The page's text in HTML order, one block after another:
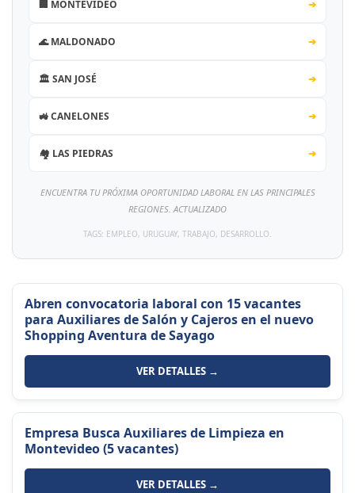
🏢 MONTEVIDEO ➔
🌊 MALDONADO ➔
🏛️ SAN JOSÉ ➔
🚜 CANELONES ➔
🏘️ LAS PIEDRAS ➔
ENCUENTRA TU PRÓXIMA OPORTUNIDAD LABORAL EN LAS PRINCIPALES
REGIONES. ACTUALIZADO
TAGS: EMPLEO, URUGUAY, TRABAJO, DESARROLLO.
Abren convocatoria laboral con 15 vacantes
para Auxiliares de Salón y Cajeros en el nuevo
Shopping Aventura de Sayago
VER DETALLES →
Empresa Busca Auxiliares de Limpieza en
Montevideo (5 vacantes)
VER DETALLES →